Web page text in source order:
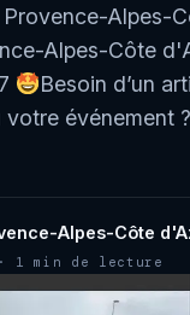
Alpes-
Alpes-Côte
Besoin d’un
votre événement
Alpes-Côte
1 min de lecture